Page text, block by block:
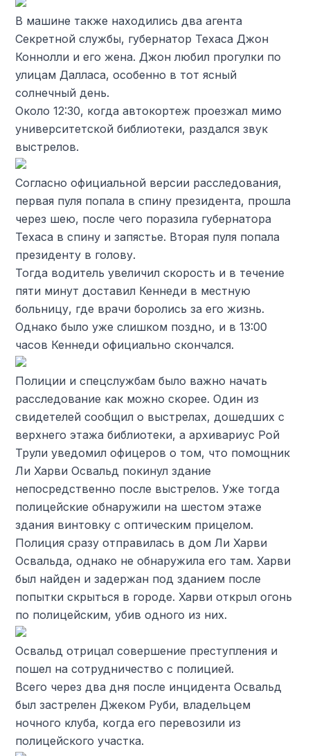
В машине также находились два агента
Секретной службы, губернатор Техаса Джон
Коннолли и его жена. Джон любил прогулки по
улицам Далласа, особенно в тот ясный
солнечный день.
Около 12:30, когда автокортеж проезжал мимо
университетской библиотеки, раздался звук
выстрелов.
Согласно официальной версии расследования,
первая пуля попала в спину президента, прошла
через шею, после чего поразила губернатора
Техаса в спину и запястье. Вторая пуля попала
президенту в голову.
Тогда водитель увеличил скорость и в течение
пяти минут доставил Кеннеди в местную
больницу, где врачи боролись за его жизнь.
Однако было уже слишком поздно, и в 13:00
часов Кеннеди официально скончался.
Полиции и спецслужбам было важно начать
расследование как можно скорее. Один из
свидетелей сообщил о выстрелах, дошедших с
верхнего этажа библиотеки, а архивариус Рой
Трули уведомил офицеров о том, что помощник
Ли Харви Освальд покинул здание
непосредственно после выстрелов. Уже тогда
полицейские обнаружили на шестом этаже
здания винтовку с оптическим прицелом.
Полиция сразу отправилась в дом Ли Харви
Освальда, однако не обнаружила его там. Харви
был найден и задержан под зданием после
попытки скрыться в городе. Харви открыл огонь
по полицейским, убив одного из них.
Освальд отрицал совершение преступления и
пошел на сотрудничество с полицией.
Всего через два дня после инцидента Освальд
был застрелен Джеком Руби, владельцем
ночного клуба, когда его перевозили из
полицейского участка.